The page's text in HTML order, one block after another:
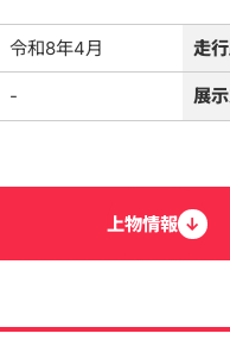
令和8年4月 走
- 展
上物情報 ↓